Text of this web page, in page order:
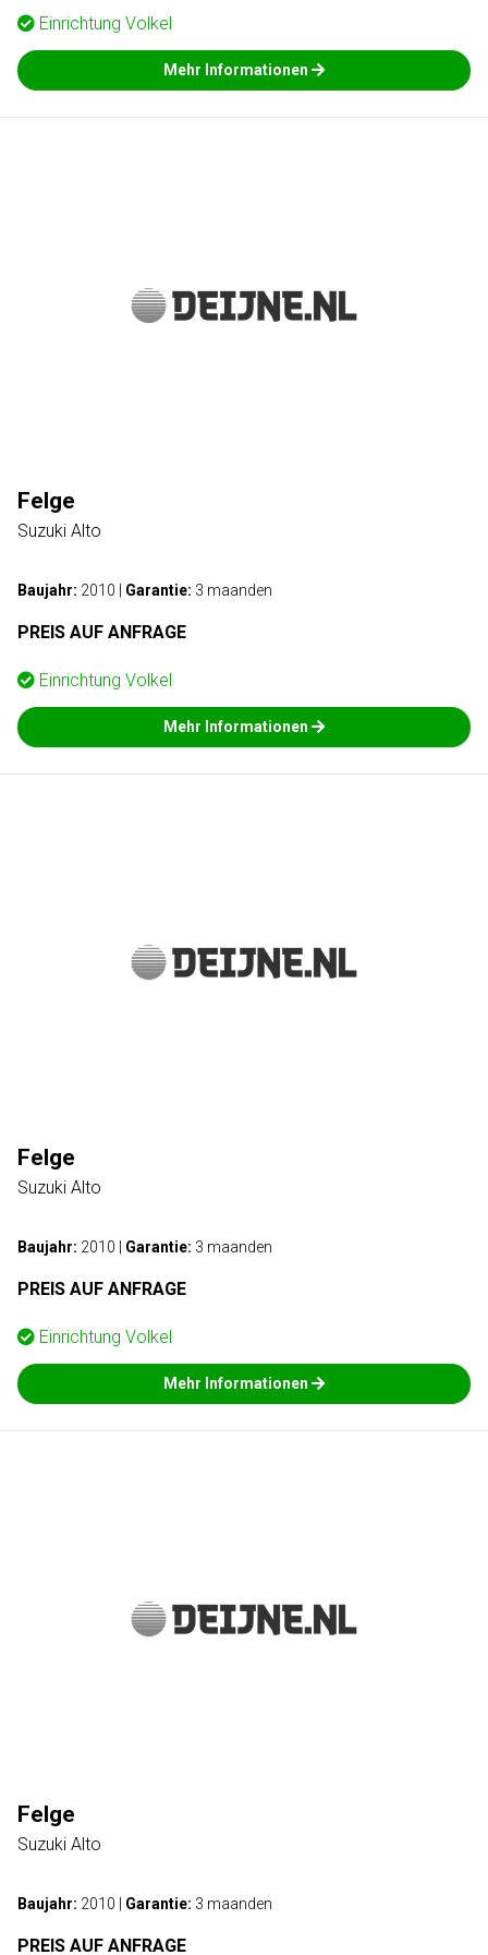
Einrichtung Volkel
Mehr Informationen
Felge
Suzuki Alto
Baujahr: 2010 Garantie: 3 maanden
PREIS AUF ANFRAGE
Einrichtung Volkel
Mehr Informationen
Felge
Suzuki Alto
Baujahr: 2010 Garantie: 3 maanden
PREIS AUF ANFRAGE
Einrichtung Volkel
Mehr Informationen
Felge
Suzuki Alto
Baujahr: 2010 Garantie: 3 maanden
PREIS AUF ANFRAGE